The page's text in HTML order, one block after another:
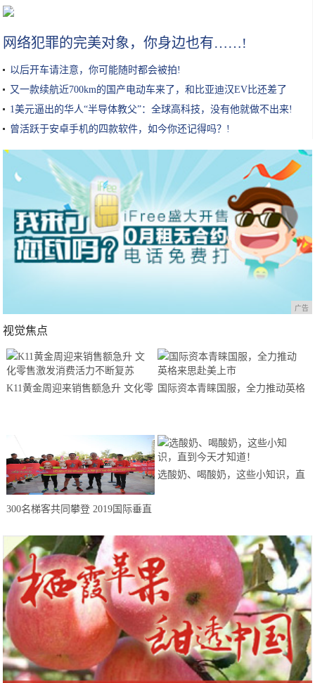
大姐校门外卖小吃，常被家长常嫌弃，小学生不乐意了：不懂得欣赏
网络犯罪的完美对象，你身边也有……!
以后开车请注意，你可能随时都会被拍!
又一款续航近700km的国产电动车来了，和比亚迪汉EV比还差了
点？!
1美元逼出的华人“半导体教父”：全球高科技，没有他就做不出来!
曾活跃于安卓手机的四款软件，如今你还记得吗？!
广告
视觉焦点
K11黄金周迎来销售额急升 文化零
国际资本青睐国服，全力推动英格
300名梯客共同攀登 2019国际垂直
站欢乐开跑
选酸奶、喝酸奶，这些小知识，直